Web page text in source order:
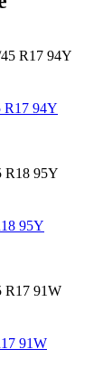
R17 94Y
95Y
91W